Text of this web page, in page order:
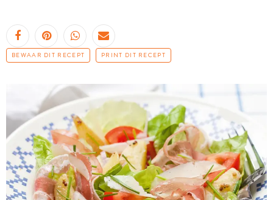
BEWAAR DIT RECEPT PRINT DIT RECEPT